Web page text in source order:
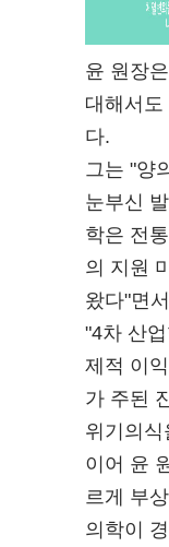
윤 원장
대해서
다.
그는 "양
눈부신
학은 전
의 지원
왔다"면서
"4차 산
제적 이
가 주된
위기의
이어 윤
르게 부
의학이